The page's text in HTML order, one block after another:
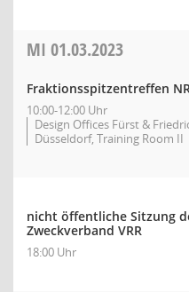
MI 01.03.2023
Fraktionsspitzentreffen
10:00-12:00 Uhr
Design Offices Fürst &
Düsseldorf, Training Room II
nicht öffentliche Sitzung
Zweckverband VRR
18:00 Uhr